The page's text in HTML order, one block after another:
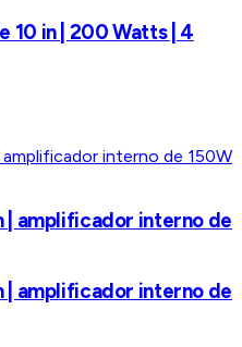
10 in | 200 Watts | 4
| amplificador interno de
| amplificador interno de